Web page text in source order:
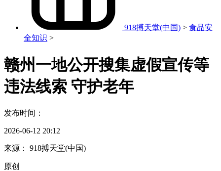
918搏天堂(中国) > 食品安
全知识 >
赣州一地公开搜集虚假宣传等
违法线索 守护老年
发布时间：
2026-06-12 20:12
来源： 918搏天堂(中国)
原创